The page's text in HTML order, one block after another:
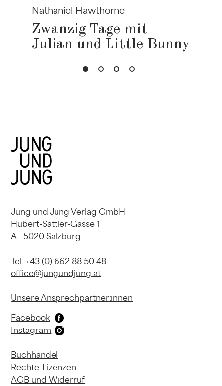
Nathaniel Hawthorne
Zwanzig Tage mit
Julian und Little Bunny
Jung und Jung Verlag GmbH
Hubert-Sattler-Gasse 1
A - 5020 Salzburg
Tel. +43 (0) 662 88 50 48
office@jungundjung.at
Unsere Ansprechpartner:innen
Facebook
Instagram
Buchhandel
Rechte-Lizenzen
AGB und Widerruf